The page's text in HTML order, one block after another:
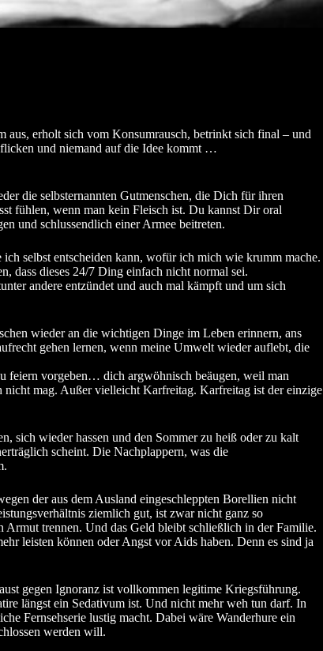
aus, erholt sich vom Konsumrausch, betrinkt sich final – und
und niemand auf die Idee kommt …
die selbsternannten Gutmenschen, die Dich für ihren
fühlen, wenn man kein Fleisch ist. Du kannst Dir oral
und schlussendlich einer Armee beitreten.
selbst entscheiden kann, wofür ich mich wie krumm mache.
dass dieses 24/7 Ding einfach nicht normal sei.
andere entzündet und auch mal kämpft und um sich
wieder an die wichtigen Dinge im Leben erinnern, ans
gehen lernen, wenn meine Umwelt wieder auflebt, die
feiern vorgeben… dich argwöhnisch beäugen, weil man
nicht mag. Außer vielleicht Karfreitag. Karfreitag ist der einzige
sich wieder hassen und den Sommer zu heiß oder zu kalt
scheint. Die Nachplappern, was die
der aus dem Ausland eingeschleppten Borellien nicht
ziemlich gut, ist zwar nicht ganz so
trennen. Und das Geld bleibt schließlich in der Familie.
leisten können oder Angst vor Aids haben. Denn es sind ja
gegen Ignoranz ist vollkommen legitime Kriegsführung.
längst ein Sedativum ist. Und nicht mehr weh tun darf. In
Fernsehserie lustig macht. Dabei wäre Wanderhure ein
werden will.